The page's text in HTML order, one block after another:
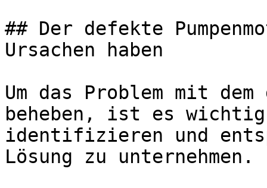
## Der defekte
Ursachen haben
Um das Problem mit
beheben, ist es
identifizieren und
Lösung zu unternehmen.